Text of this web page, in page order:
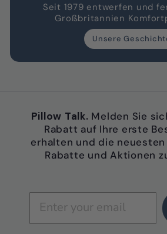
Seit 1979 entwerfen und
Großbritannien
Unsere
Pillow Talk. Melden Sie
Rabatt auf Ihre erste
erhalten und die
Rabatte und Aktionen